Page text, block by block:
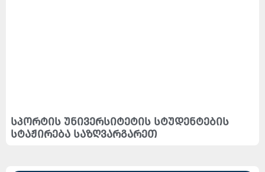
სპორტის უნივერსიტეტის სტუდენტების
სტაჟირება საზღვარგარეთ